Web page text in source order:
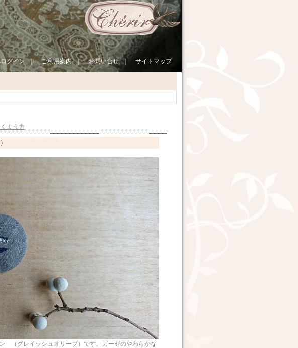
グイン｜ ご利用案内｜ お問い合せ｜ サイトマップ
よう舎
（グレイッシュオリーブ）です。ガーゼのやわらかな